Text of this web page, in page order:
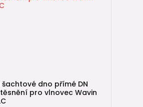
dno přímé DN
pro vlnovec Wavin